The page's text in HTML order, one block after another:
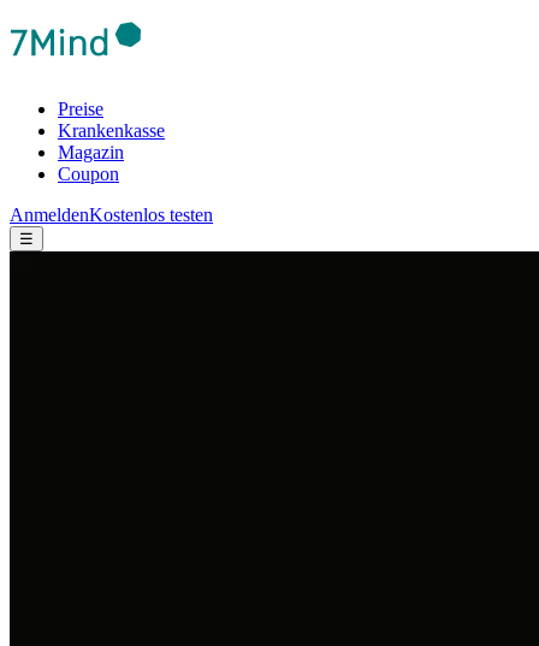
Preise
Krankenkasse
Magazin
Coupon
AnmeldenKostenlos testen
☰